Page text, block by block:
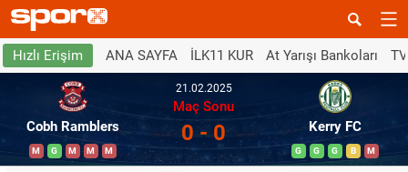
Hızlı Erişim ANA SAYFA İLK11 KUR At Yarışı Bankoları
Cobh Ramblers
M G M M M
21.02.2025
Maç Sonu
0 - 0 Kerry FC
G G G B M